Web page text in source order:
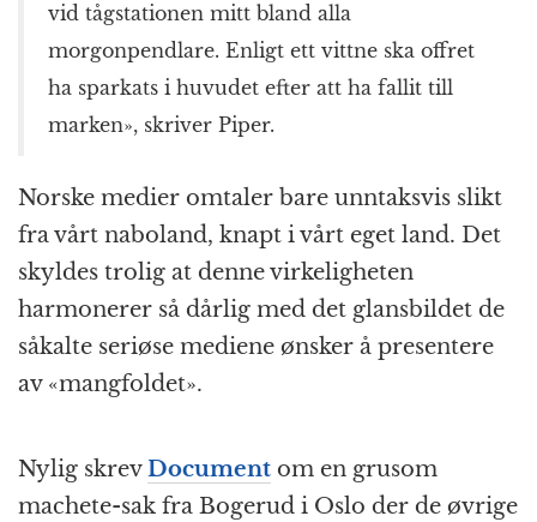
vid tågstationen mitt bland alla
morgonpendlare. Enligt ett vittne ska offret
ha sparkats i huvudet efter att ha fallit till
marken», skriver Piper.
Norske medier omtaler bare unntaksvis slikt
fra vårt naboland, knapt i vårt eget land. Det
skyldes trolig at denne virkeligheten
harmonerer så dårlig med det glansbildet de
såkalte seriøse mediene ønsker å presentere
av «mangfoldet».
Nylig skrevDocument om en grusom
machete-sak fra Bogerud i Oslo der de øvrige